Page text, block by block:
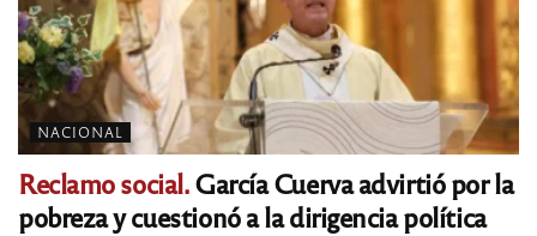
NACIONAL
Reclamo social.García Cuerva advirtió por la
pobreza y cuestionó a la dirigencia política